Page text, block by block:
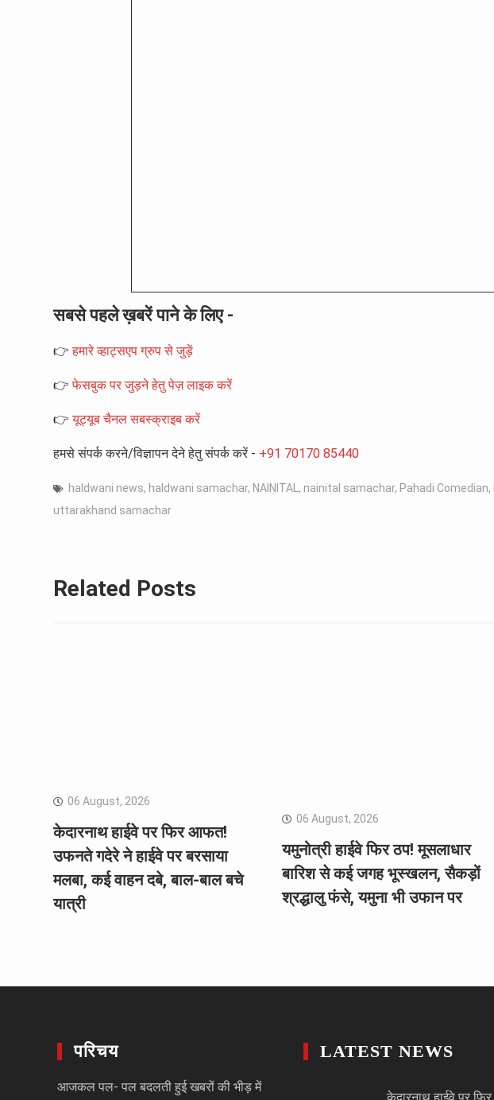
सबसे पहले ख़बरें पाने के लिए -
👉हमारे व्हाट्सएप ग्रुप से जुड़ें
👉फेसबुक पर जुड़ने हेतु पेज़ लाइक करें
👉यूट्यूब चैनल सबस्क्राइब करें
हमसे संपर्क करने/विज्ञापन देने हेतु संपर्क करें - +91 70170 85440
haldwani news, haldwani samachar, NAINITAL, nainital samachar, Pahadi Comedian,
uttarakhand samachar
Related Posts
06 August, 2026
केदारनाथ हाईवे पर फिर आफत!
उफनते गदेरे ने हाईवे पर बरसाया
मलबा, कई वाहन दबे, बाल-बाल बचे
यात्री
06 August, 2026
यमुनोत्री हाईवे फिर ठप! मूसलाधार
बारिश से कई जगह भूस्खलन, सैकड़ों
श्रद्धालु फंसे, यमुना भी उफान पर
परिचय
आजकल पल- पल बदलती हुई खबरों की भीड़ में
LATEST NEWS
केदारनाथ हाईवे पर फिर